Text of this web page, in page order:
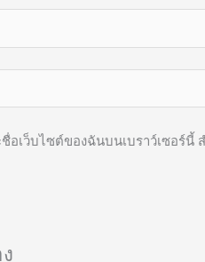
อเว็บไซต์ของฉันบนเบราว์เซอร์นี้